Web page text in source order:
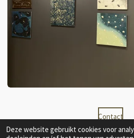
Deze website gebruikt cookies voor
Contact